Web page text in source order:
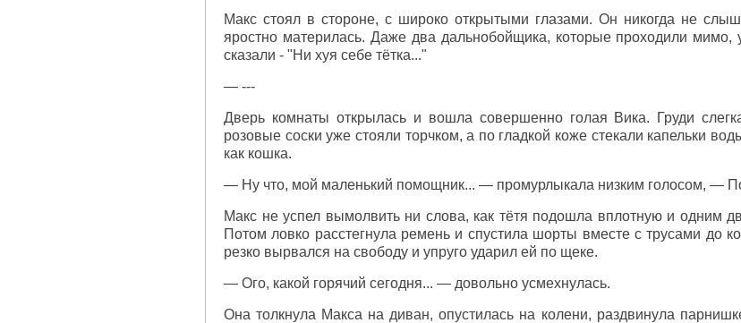
Макс стоял в стороне, с широко открытыми глазами. Он никогда не
яростно материлась. Даже два дальнобойщика, которые проходили мимо,
сказали - "Ни хуя себе тётка..."
— ---
Дверь комнаты открылась и вошла совершенно голая Вика. Груди
розовые соски уже стояли торчком, а по гладкой коже стекали капельки
как кошка.
— Ну что, мой маленький помощник... — промурлыкала низким голосом, —
Макс не успел вымолвить ни слова, как тётя подошла вплотную и одним
Потом ловко расстегнула ремень и спустила шорты вместе с трусами до
резко вырвался на свободу и упруго ударил ей по щеке.
— Ого, какой горячий сегодня... — довольно усмехнулась.
Она толкнула Макса на диван, опустилась на колени, раздвинула